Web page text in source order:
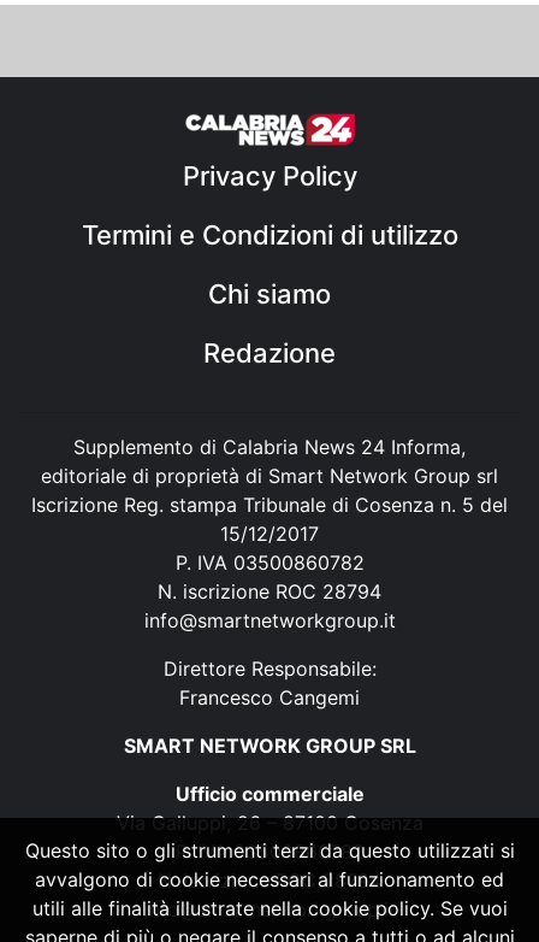
Privacy Policy
Termini e Condizioni di utilizzo
Chi siamo
Redazione
Supplemento di Calabria News 24 Informa,
editoriale di proprietà di Smart Network Group srl
Iscrizione Reg. stampa Tribunale di Cosenza n. 5 del
15/12/2017
P. IVA 03500860782
N. iscrizione ROC 28794
info@smartnetworkgroup.it
Direttore Responsabile:
Francesco Cangemi
SMART NETWORK GROUP SRL
Ufficio commerciale
Via Galluppi, 26 – 87100 Cosenza
P. IVA 03500860782
N. iscrizione ROC 28794
info@smartnetworkgroup.it
Questo sito o gli strumenti terzi da questo utilizzati si
avvalgono di cookie necessari al funzionamento ed
utili alle finalità illustrate nella cookie policy. Se vuoi
saperne di più o negare il consenso a tutti o ad alcuni